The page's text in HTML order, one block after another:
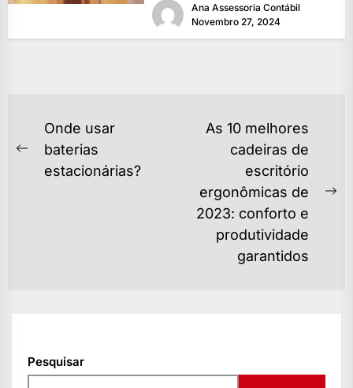
Ana Assessoria Contábil
Novembro 27, 2024
NAVEGAÇÃO
DE
POST
Previous
post:
Onde usar
baterias
estacionárias?
As 10 melhores
cadeiras de
escritório
ergonômicas de
2023: conforto e
produtividade
garantidos
Pesquisar